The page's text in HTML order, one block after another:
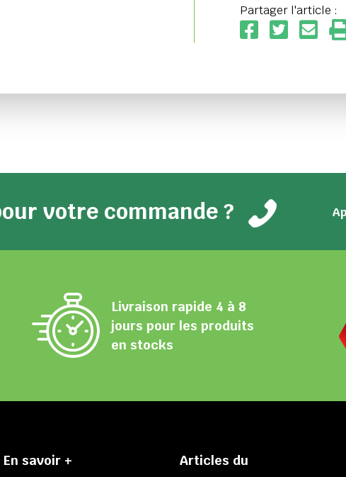
Partager l'article :
votre commande ?
Livraison rapide 4 à 8
jours pour les produits
en stocks
En savoir + Articles du